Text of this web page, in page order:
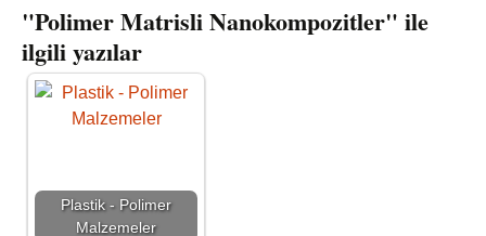
"Polimer Matrisli Nanokompozitler" ile
ilgili yazılar
Plastik - Polimer
Malzemeler